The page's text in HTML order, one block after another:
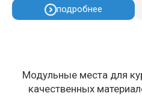
подробнее
Модульные места для
качественных